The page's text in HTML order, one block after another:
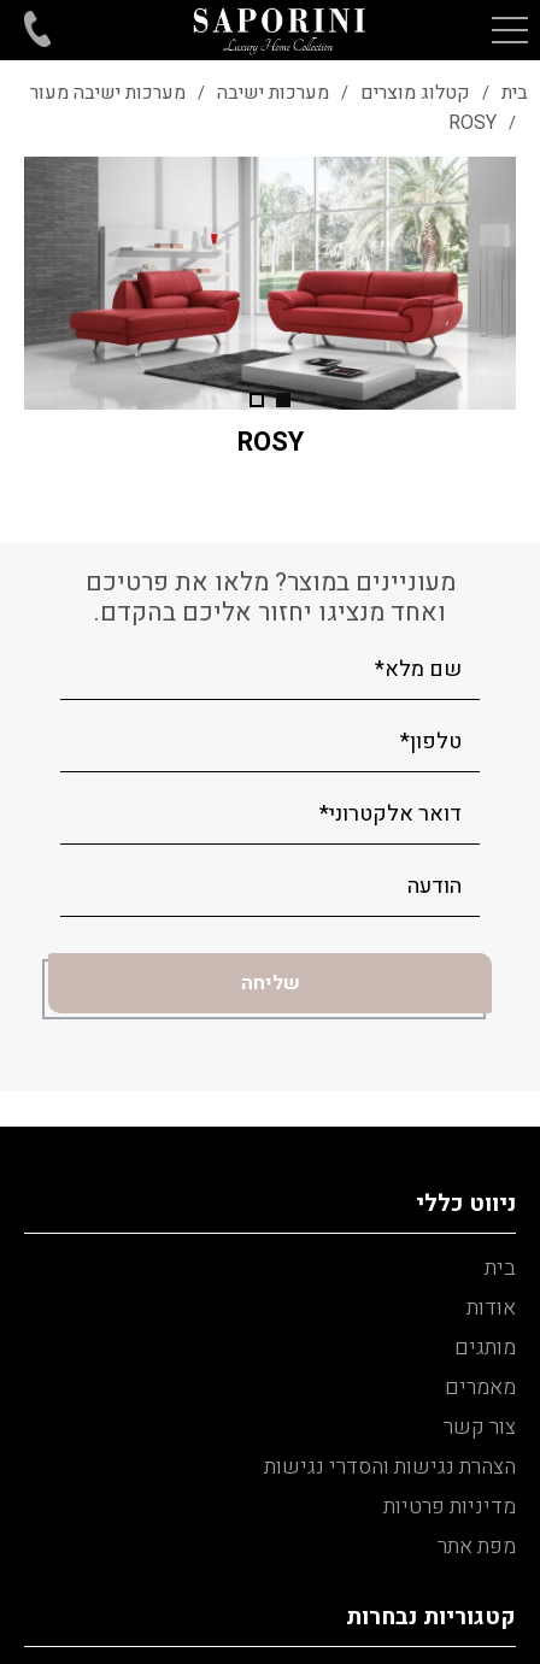
בית / קטלוג מוצרים / מערכות ישיבה / מערכות ישיבה מעור
/
ROSY
ROSY
מעוניינים במוצר? מלאו את פרטיכם
ואחד מנציגו יחזור אליכם בהקדם.
ניווט כללי
בית
אודות
מותגים
מאמרים
צור קשר
הצהרת נגישות והסדרי נגישות
מדיניות פרטיות
מפת אתר
קטגוריות נבחרות